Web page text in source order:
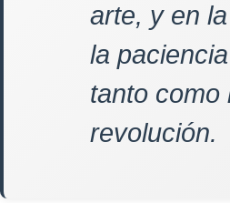
arte, y en
la
tanto como
revolución.